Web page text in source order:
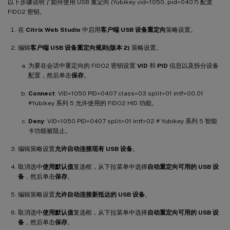
以下步骤说明了如何使用 USB 重定向 (Yubikey vid=1050, pid=0407) 配置
FIDO2 密钥。
在 Citrix Web Studio 中启用客户端 USB 设备重定向策略设置。
编辑客户端 USB 设备重定向规则(版本 2) 策略设置。
为要在会话中重定向的 FIDO2 密钥设置 VID 和 PID 信息以及拆分设备
配置，然后单击保存。
Connect: VID=1050 PID=0407 class=03 split=01 intf=00,01
#Yubikey 系列 5 允许使用的 FIDO2 HID 功能。
Deny: VID=1050 PID=0407 split=01 intf=02 # Yubikey 系列 5 智能
卡功能被阻止。
编辑策略设置允许自动连接现有 USB 设备。
取消选中使用默认值复选框，从下拉菜单中选择自动重定向可用的 USB 设
备 ，然后单击保存。
编辑策略设置允许自动连接新抵达的 USB 设备。
取消选中使用默认值复选框，从下拉菜单中选择自动重定向可用的 USB 设
备 ，然后单击保存。